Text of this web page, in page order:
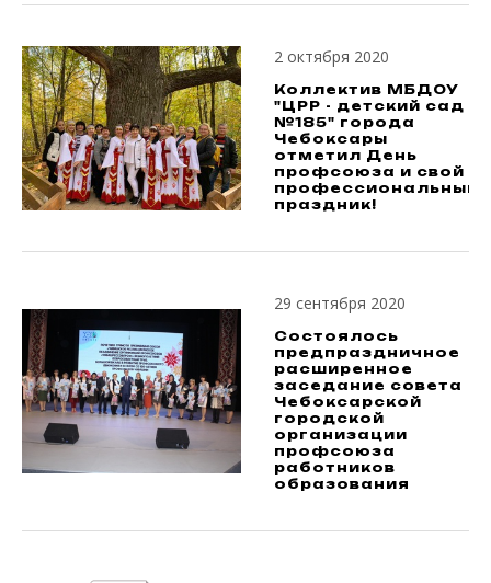
2 октября 2020
Коллектив МБДОУ
"ЦРР - детский сад
№185" города
Чебоксары
отметил День
профсоюза и свой
профессиональный
праздник!
29 сентября 2020
Состоялось
предпраздничное
расширенное
заседание совета
Чебоксарской
городской
организации
профсоюза
работников
образования